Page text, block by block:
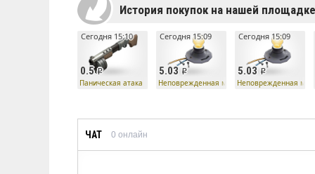
История покупок на нашей площадке
0.5
Сегодня 15:10
Паническая атака
5.03
Сегодня 15:09
Неповрежденная мозговая лампа робота
5.03
Сегодня 15:09
Неповрежденная
ЧАТ 0 онлайн